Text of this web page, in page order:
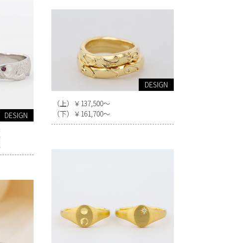
DESIGN
DESIGN
（上）￥137,500～
（下）￥161,700～